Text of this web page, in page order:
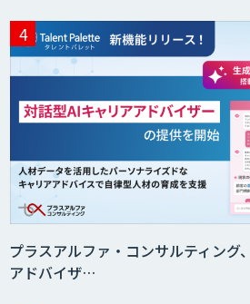
プラスアルファ・コンサルティング
アドバイザ…